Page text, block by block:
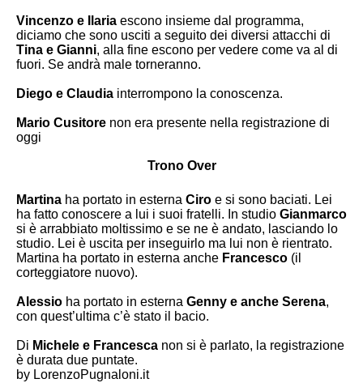
Vincenzo e Ilaria escono insieme dal programma,
diciamo che sono usciti a seguito dei diversi attacchi di
Tina e Gianni, alla fine escono per vedere come va al di
fuori. Se andrà male torneranno.
Diego e Claudia interrompono la conoscenza.
Mario Cusitore non era presente nella registrazione di
oggi
Trono Over
Martina ha portato in esterna Ciro e si sono baciati. Lei
ha fatto conoscere a lui i suoi fratelli. In studio Gianmarco
si è arrabbiato moltissimo e se ne è andato, lasciando lo
studio. Lei è uscita per inseguirlo ma lui non è rientrato.
Martina ha portato in esterna anche Francesco (il
corteggiatore nuovo).
Alessio ha portato in esterna Genny e anche Serena,
con quest’ultima c’è stato il
bacio.
Di Michele e Francesca non si è parlato, la registrazione
è durata due puntate.
by LorenzoPugnaloni.it